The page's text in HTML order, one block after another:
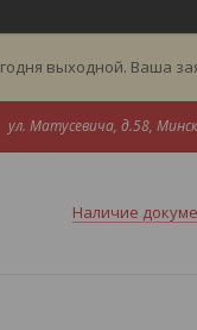
выходной. Ваша
ул. Матусевича, д.58,
Наличие